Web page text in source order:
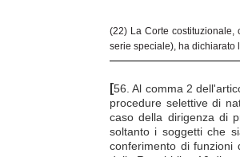
(22) La Corte costituzionale,
serie speciale), ha dichiarato
[56. Al comma 2
procedure selettive di
caso della dirigenza di
soltanto i soggetti che
conferimento di funzioni